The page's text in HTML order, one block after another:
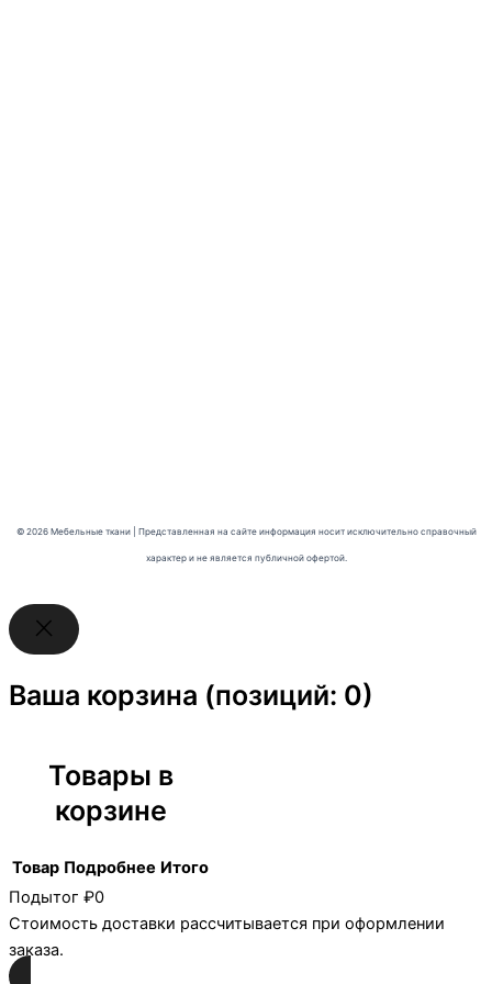
© 2026 Мебельные ткани | Представленная на сайте информация носит исключительно справочный
характер и не является публичной офертой.
Ваша корзина (позиций: 0)
Товары в
корзине
Товар Подробнее Итого
Подытог ₽0
Стоимость доставки рассчитывается при оформлении
заказа.